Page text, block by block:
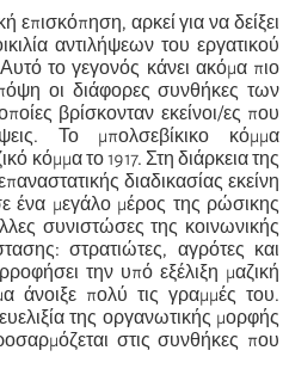
επισκόπηση, αρκεί για να δείξει
αντιλήψεων του εργατικού
το γεγονός κάνει ακόμα πιο
οι διάφορες συνθήκες των
βρίσκονταν εκείνοι/ες που
Το μπολσεβίκικο κόμμα
κόμμα το 1917. Στη διάρκεια της
διαδικασίας εκείνη
ένα μεγάλο μέρος της ρώσικης
συνιστώσες της κοινωνικής
στρατιώτες, αγρότες και
την υπό εξέλιξη μαζική
άνοιξε πολύ τις γραμμές του.
της οργανωτικής μορφής
στις συνθήκες που